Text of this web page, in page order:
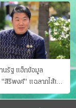
นรัฐ แฮ็กข้อมูล
"สิริพงศ์" แฉลากไส้เอง
"หนิม" สยบลือ